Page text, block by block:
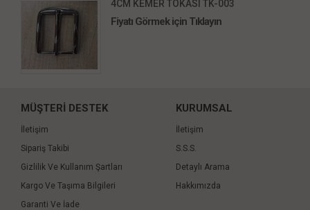
4CM KEMER TOKASI TK-003
Fiyatı Görmek için Tıklayın
MÜŞTERİ DESTEK
İletişim
Sipariş Takibi
Gizlilik Ve Kullanım Şartları
Kargo Ve Taşıma Bilgileri
Garanti Ve İade
KURUMSAL
İletişim
S.S.S.
Detaylı Arama
Hakkımızda